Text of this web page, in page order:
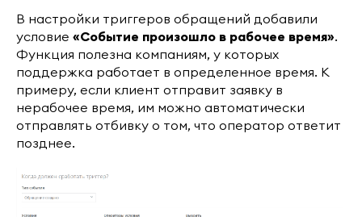
В настройки триггеров обращений добавили
условие «Событие произошло в рабочее время».
Функция полезна компаниям, у которых
поддержка работает в определенное время. К
примеру, если клиент отправит заявку в
нерабочее время, им можно автоматически
отправлять отбивку о том, что оператор ответит
позднее.